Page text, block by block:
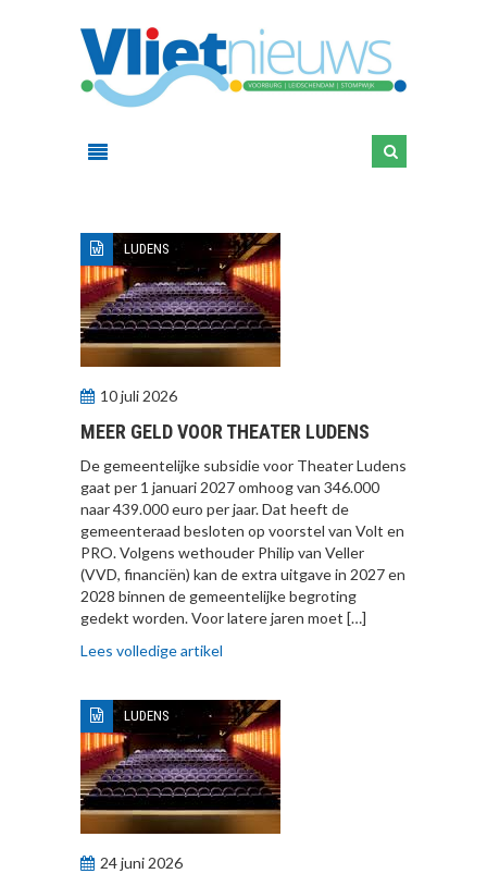
LUDENS
10 juli 2026
MEER GELD VOOR THEATER LUDENS
De gemeentelijke subsidie voor Theater Ludens
gaat per 1 januari 2027 omhoog van 346.000
naar 439.000 euro per jaar. Dat heeft de
gemeenteraad besloten op voorstel van Volt en
PRO. Volgens wethouder Philip van Veller
(VVD, financiën) kan de extra uitgave in 2027 en
2028 binnen de gemeentelijke begroting
gedekt worden. Voor latere jaren moet […]
Lees volledige artikel
LUDENS
24 juni 2026